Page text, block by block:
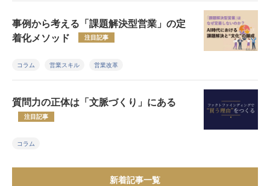
事例から考える「課題解決型営業」の定
着化メソッド
注目記事
コラム 営業スキル 営業改革
質問力の正体は「文脈づくり」にある
注目記事
コラム
新着記事一覧